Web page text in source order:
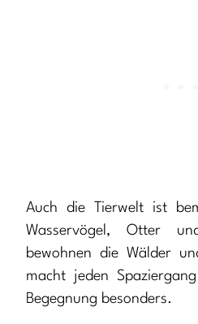
Auch die Tierwelt ist
Wasservögel, Otter
bewohnen die Wälder
macht jeden
Begegnung besonders.